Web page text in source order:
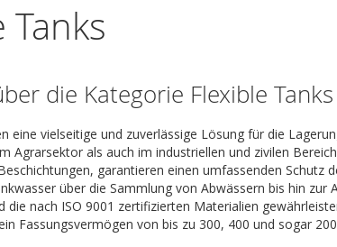
Tanks
die Kategorie Flexible Tanks
eine vielseitige und zuverlässige Lösung für die
Agrarsektor als auch im industriellen und zivilen
garantieren einen umfassenden
über die Sammlung von Abwässern bis hin
die nach ISO 9001 zertifizierten Materialien
Fassungsvermögen von bis zu 300, 400 und sogar